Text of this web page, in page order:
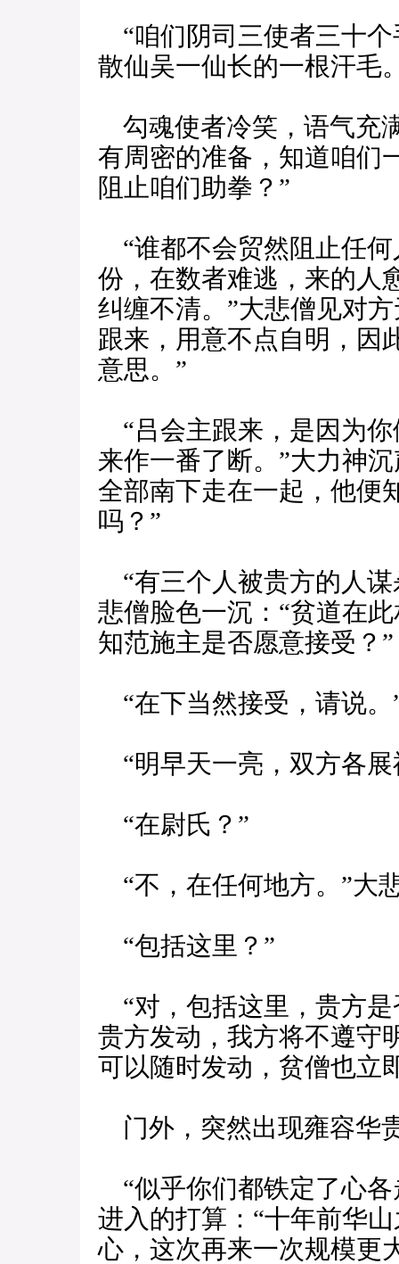
“咱们阴司三使者三十
散仙吴一仙长的一根汗毛
勾魂使者冷笑，语气充
有周密的准备，知道咱们
阻止咱们助拳？”
“谁都不会贸然阻止任
份，在数者难逃，来的人
纠缠不清。”大悲僧见对
跟来，用意不点自明，因
意思。”
“吕会主跟来，是因为
来作一番了断。”大力神
全部南下走在一起，他便
吗？”
“有三个人被贵方的人谋
悲僧脸色一沉：“贫道在
知范施主是否愿意接受？”
“在下当然接受，请说。
“明早天一亮，双方各展
“在尉氏？”
“不，在任何地方。”大
“包括这里？”
“对，包括这里，贵方
贵方发动，我方将不遵守
可以随时发动，贫僧也立
门外，突然出现雍容华
“似乎你们都铁定了心各
进入的打算：“十年前华
心，这次再来一次规模更